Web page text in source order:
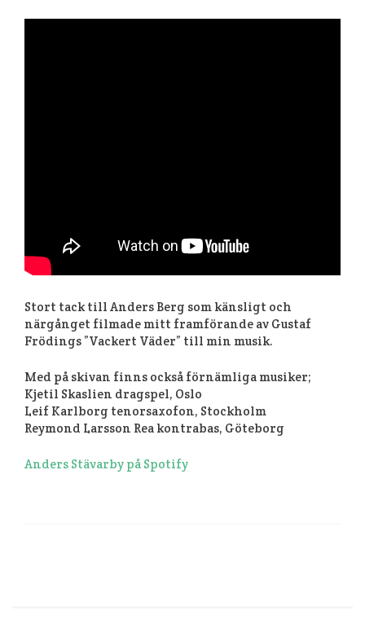
Stort tack till Anders Berg som känsligt och
närgånget filmade mitt framförande av Gustaf
Frödings ”Vackert Väder” till min musik.
Med på skivan finns också förnämliga musiker;
Kjetil Skaslien dragspel, Oslo
Leif Karlborg tenorsaxofon, Stockholm
Reymond Larsson Rea kontrabas, Göteborg
Anders Stävarby på Spotify